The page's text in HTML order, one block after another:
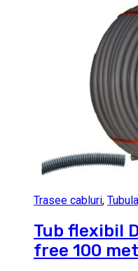
Trasee cabluri,
Tub flexibil
free 100